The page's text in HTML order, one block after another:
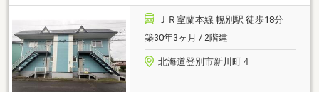
ＪＲ室蘭本線 幌別駅 徒歩18分
築30年3ヶ月 / 2階建
北海道登別市新川町４